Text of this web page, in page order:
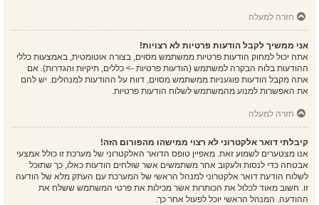
חזרה למעלה
אני ממשיך לקבל הודעות פרטיות לא רצויות!
אתה יכול למחוק הודעות פרטיות ממשתמש מסוים, בצורה אוטומטית, באמצעות כללי
ההודעות בלוח הבקרה למשתמש (הודעות פרטיות -> כללים, תיקיות והגדרות). אם
אתה מקבל הודעות פוגעניות ממשתמש מסוים, דווח על ההודעות למנהלים. יש להם
את האפשרות למנוע מהמשתמש לשלוח הודעות פרטיות.
חזרה למעלה
קיבלתי דואר אלקטרוני לא רצוי ממישהו מהפורום הזה!
אנו מצטערים לשמוע זאת. מאפיין טופס הדואר האלקטרוני של מערכת זו כולל אמצעי
אבטחה כדי לנסות ולעקוב אחר משתמשים אשר שולחים הודעות כאלו, כך שתוכל
לשלוח הודעת דואר אלקטרוני למנהל הראשי של המערכת עם העתק מלא של הודעה
זו. חשוב מאוד לכלול את הכותרות אשר מכילות את פרטי המשתמש ששלח את
ההודעה. המנהל הראשי יוכל לפעול אחר כך.